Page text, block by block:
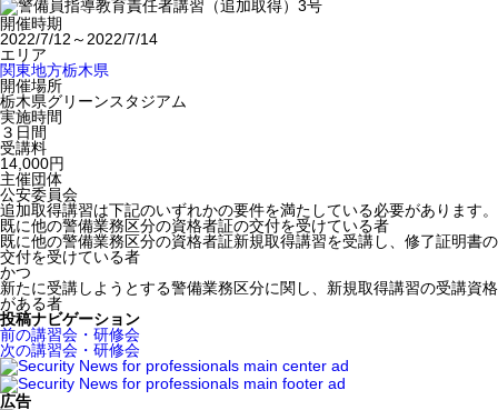
開催時期
2022/7/12～2022/7/14
エリア
関東地方栃木県
開催場所
栃木県グリーンスタジアム
実施時間
３日間
受講料
14,000円
主催団体
公安委員会
追加取得講習は下記のいずれかの要件を満たしている必要があります。
既に他の警備業務区分の資格者証の交付を受けている者
既に他の警備業務区分の資格者証新規取得講習を受講し、修了証明書の
交付を受けている者
かつ
新たに受講しようとする警備業務区分に関し、新規取得講習の受講資格
がある者
投稿ナビゲーション
前の講習会・研修会
次の講習会・研修会
広告